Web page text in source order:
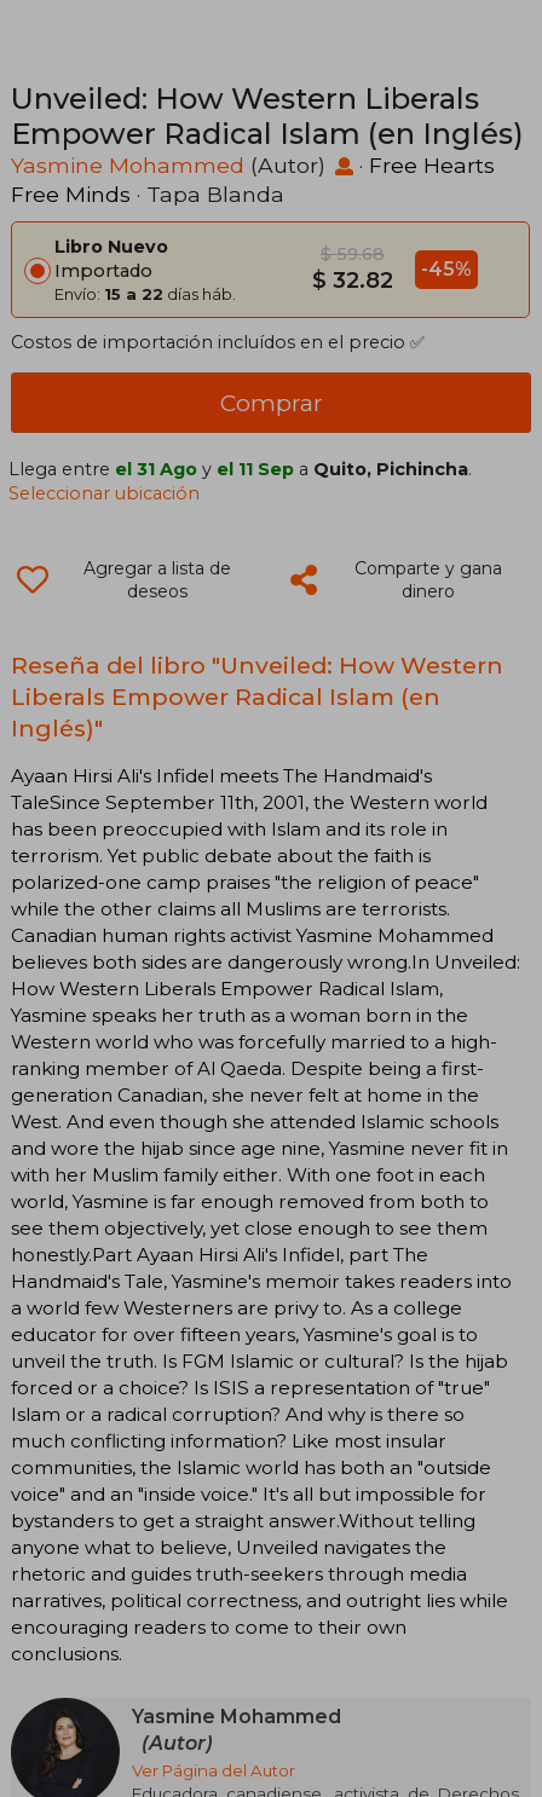
Unveiled: How Western Liberals
Empower Radical Islam (en Inglés)
Yasmine Mohammed (Autor) · Free Hearts
Free Minds · Tapa Blanda
Libro Nuevo
Importado
Envío: 15 a 22 días háb.
$ 59.68
$ 32.82 -45%
Costos de importación incluídos en el precio ✅
Comprar
Llega entre el 31 Ago y el 11 Sep a Quito, Pichincha.
Seleccionar ubicación
Agregar a lista de
deseos
Comparte y gana
dinero
Reseña del libro "Unveiled: How Western
Liberals Empower Radical Islam (en
Inglés)"
Ayaan Hirsi Ali's Infidel meets The Handmaid's
TaleSince September 11th, 2001, the Western world
has been preoccupied with Islam and its role in
terrorism. Yet public debate about the faith is
polarized-one camp praises "the religion of peace"
while the other claims all Muslims are terrorists.
Canadian human rights activist Yasmine Mohammed
believes both sides are dangerously wrong.In Unveiled:
How Western Liberals Empower Radical Islam,
Yasmine speaks her truth as a woman born in the
Western world who was forcefully married to a high-
ranking member of Al Qaeda. Despite being a first-
generation Canadian, she never felt at home in the
West. And even though she attended Islamic schools
and wore the hijab since age nine, Yasmine never fit in
with her Muslim family either. With one foot in each
world, Yasmine is far enough removed from both to
see them objectively, yet close enough to see them
honestly.Part Ayaan Hirsi Ali's Infidel, part The
Handmaid's Tale, Yasmine's memoir takes readers into
a world few Westerners are privy to. As a college
educator for over fifteen years, Yasmine's goal is to
unveil the truth. Is FGM Islamic or cultural? Is the hijab
forced or a choice? Is ISIS a representation of "true"
Islam or a radical corruption? And why is there so
much conflicting information? Like most insular
communities, the Islamic world has both an "outside
voice" and an "inside voice." It's all but impossible for
bystanders to get a straight answer.Without telling
anyone what to believe, Unveiled navigates the
rhetoric and guides truth-seekers through media
narratives, political correctness, and outright lies while
encouraging readers to come to their own
conclusions.
Yasmine Mohammed
(Autor)
Ver Página del Autor